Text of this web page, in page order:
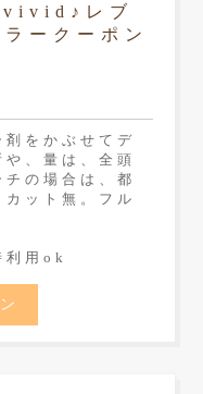
レブ
ークーポン
をかぶせてデ
、量は、全頭
の場合は、都
ット無。フル
利用ok